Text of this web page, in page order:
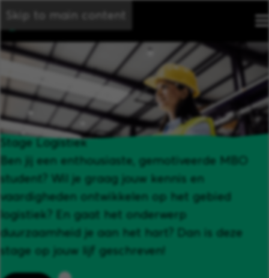
Skip to main content
Stage Logistiek
Ben jij een enthousiaste, gemotiveerde MBO
student? Wil je graag jouw kennis en
vaardigheden ontwikkelen op het gebied
logistiek? En gaat het onderwerp
duurzaamheid je aan het hart? Dan is deze
stage op jouw lijf geschreven!